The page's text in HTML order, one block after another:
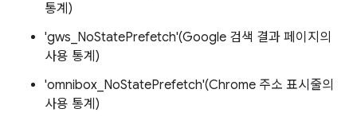
통계)
'gws_NoStatePrefetch'(Google 검색 결과 페이지의
사용 통계)
'omnibox_NoStatePrefetch'(Chrome 주소 표시줄의
사용 통계)